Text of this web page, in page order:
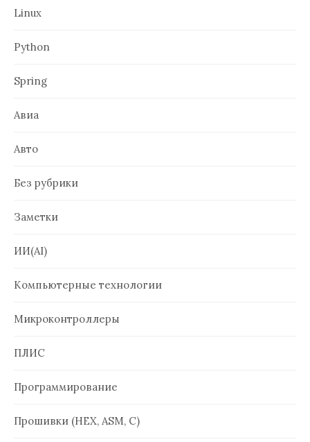
Linux
Python
Spring
Авиа
Авто
Без рубрики
Заметки
ИИ(AI)
Компьютерные технологии
Микроконтроллеры
ПЛИС
Программирование
Прошивки (HEX, ASM, C)